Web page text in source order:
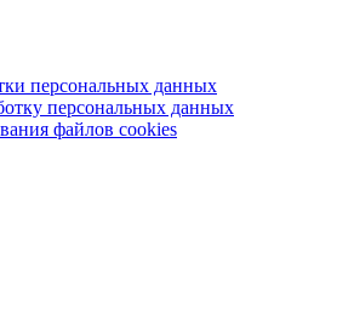
персональных данных
персональных данных
файлов cookies